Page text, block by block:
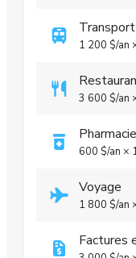
1 200 $/an
3 600 $/an
Pharmacie
600 $/an ×
Voyage
1 800 $/an
Factures